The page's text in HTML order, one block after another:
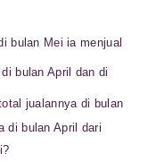
bulan Mei ia menjual
bulan April dan di
jualannya di bulan
di bulan April dari